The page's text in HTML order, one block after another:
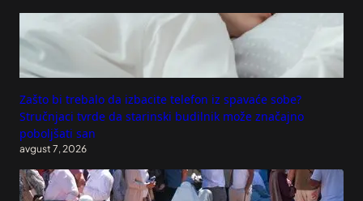
Zašto bi trebalo da izbacite telefon iz spavaće sobe?
Stručnjaci tvrde da starinski budilnik može značajno
poboljšati san
avgust 7, 2026